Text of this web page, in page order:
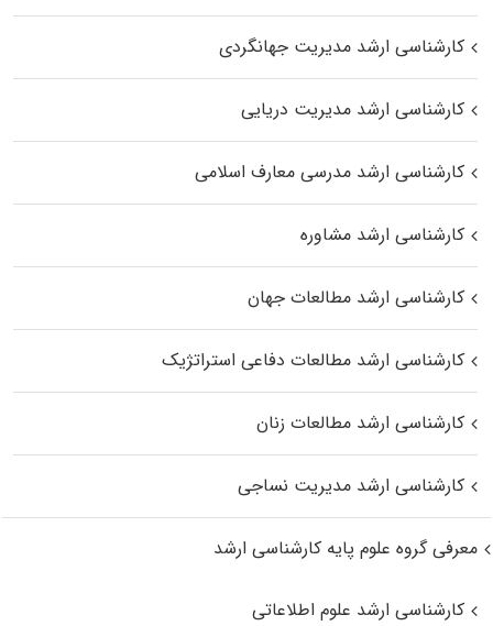
کارشناسی ارشد مدیریت جهانگردی
کارشناسی ارشد مدیریت دریایی
کارشناسی ارشد مدرسی معارف اسلامی
کارشناسی ارشد مشاوره
کارشناسی ارشد مطالعات جهان
کارشناسی ارشد مطالعات دفاعی استراتژیک
کارشناسی ارشد مطالعات زنان
کارشناسی ارشد مدیریت نساجی
معرفی گروه علوم پایه کارشناسی ارشد
کارشناسی ارشد علوم اطلاعاتی